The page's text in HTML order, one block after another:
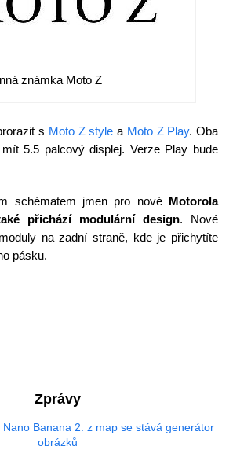
známka Moto Z
s Moto Z style a Moto Z Play. Oba
5.5 palcový displej. Verze Play bude
schématem jmen pro nové Motorola
přichází modulární design. Nové
na zadní straně, kde je přichytíte
pásku.
Zprávy
Banana 2: z map se stává generátor
obrázků